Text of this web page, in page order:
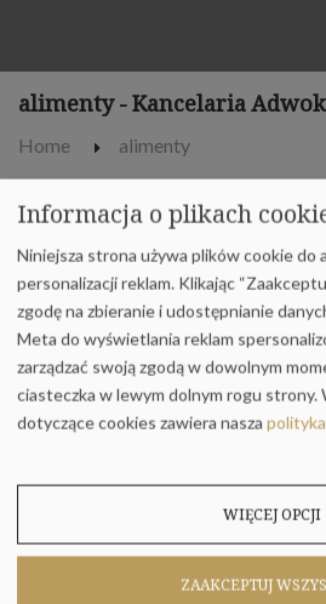
alimenty - Kancelaria
Home alimenty
22
maj
Informacja o plikach
Niniejsza strona używa plików cookie do
personalizacji reklam. Klikając
zgodę na zbieranie i udostępnianie
Meta do wyświetlania reklam
zarządzać swoją zgodą w dowolnym
ciasteczka w lewym dolnym rogu strony.
dotyczące cookies zawiera nasza
WIĘCEJ OPCJI
ZAAKCEPTUJ